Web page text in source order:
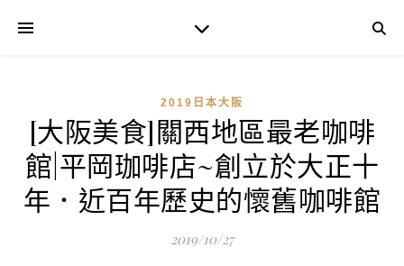
2019日本大阪
[大阪美食]關西地區最老咖啡
館|平岡珈啡店~創立於大正十
年．近百年歷史的懷舊咖啡館
2019/10/27